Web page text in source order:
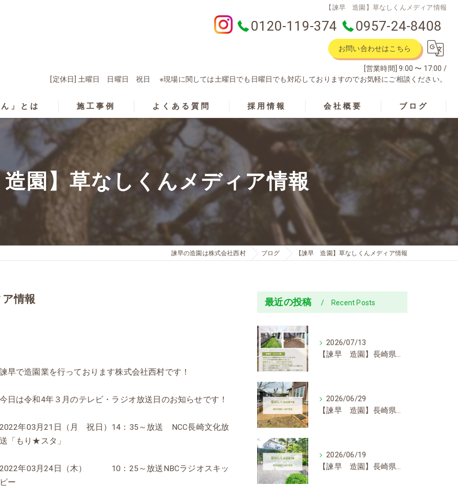
【諫早 造園】草なしくんメディア情報
0120-119-374 0957-24-8408
お問い合わせはこちら
[営業時間] 9:00 〜 17:00 /
[定休日] 土曜日 日曜日 祝日 ※現場に関しては土曜日でも日曜日でも対応しておりますのでお気軽にご相談ください。
」とは 施工事例 よくある質問 採用情報 会社概要 ブログ
園】草なしくんメディア情報
諫早の造園は株式会社西村 ブログ 【諫早 造園】草なしくんメディア情報
情報
諫早で造園業を行っております株式会社西村です！
今日は令和4年３月のテレビ・ラジオ放送日のお知らせです！
2022年03月21日（月 祝日）14：35～放送 NCC長崎文化放
送「もり★スタ」
2022年03月24日（木） 10：25～放送NBCラジオスキッ
ピー
最近の投稿 Recent Posts
2026/07/13
【諫早 造園】長崎県での草なしくん施工事例を更新しました
2026/06/29
【諫早 造園】長崎県での草なしくん施工事例を更新しました
2026/06/19
【諫早 造園】長崎県での草なしくん施工事例を更新しました